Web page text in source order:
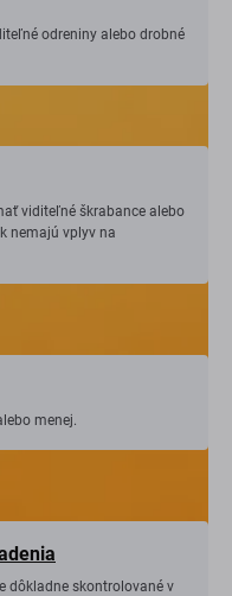
odreniny alebo drobné
viditeľné škrabance alebo
nemajú vplyv na
menej.
dôkladne skontrolované v